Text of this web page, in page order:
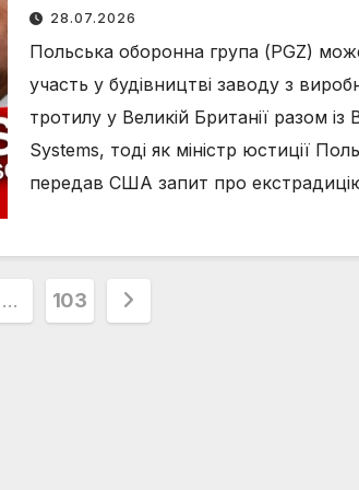
на екстрадицію Зьобро
та затишшя між
Іраном: головні новини
28 липня
28.07.2026
Польська оборонна група (PGZ)
участь у будівництві заводу з
тротилу у Великій Британії разом із
Systems, тоді як міністр юстиції
передав США запит про
… 103